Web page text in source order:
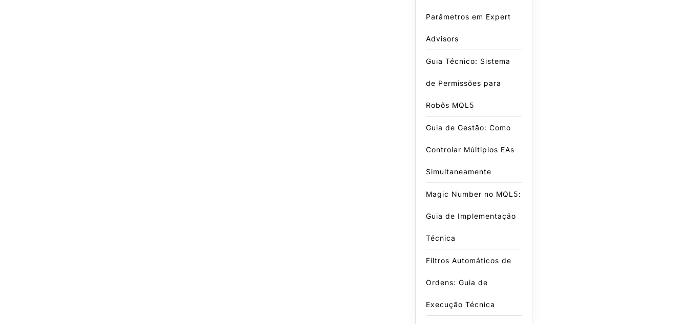
Parâmetros em Expert
Advisors
Guia Técnico: Sistema
de Permissões para
Robôs MQL5
Guia de Gestão: Como
Controlar Múltiplos EAs
Simultaneamente
Magic Number no MQL5:
Guia de Implementação
Técnica
Filtros Automáticos de
Ordens: Guia de
Execução Técnica